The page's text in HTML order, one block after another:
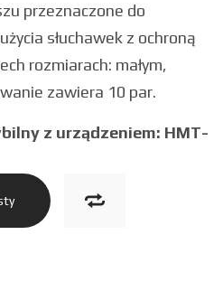
przeznaczone do
słuchawek z ochroną
rozmiarach: małym,
zawiera 10 par.
z urządzeniem: HMT-